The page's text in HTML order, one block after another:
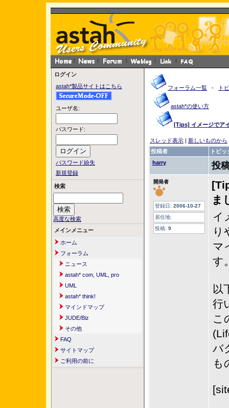
ログイン
astah*製品サイトはこちら
ユーザ名:
パスワード:
パスワード紛失
新規登録
検索
高度な検索
メインメニュー
ホーム
フォーラム
ニュース
astah* com, UML, pro
UML
astah* think!
マインドマップ
JUDE/Biz
その他
FAQ
サイトマップ
ご利用の前に
フォーラム一覧 - ト
astah*の使い方
[Tips] イメージでア
スレッド表示 | 新しいものから
投稿者
トピッ
harry
投
開発者
登録日: 2006-10-27
居住地:
投稿: 9
ま
イ
り
マ
す
以
行
こ
バ
も